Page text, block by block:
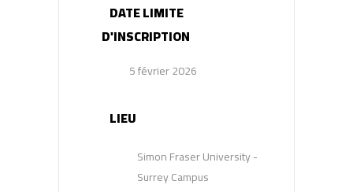
DATE LIMITE
D'INSCRIPTION
5 février 2026
LIEU
Simon Fraser University -
Surrey Campus